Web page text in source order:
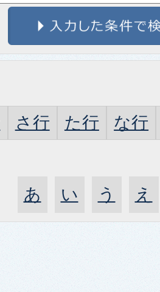
さ行 た行 な行
あ い う え